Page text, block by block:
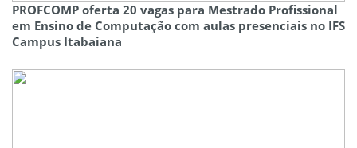
PROFCOMP oferta 20 vagas para Mestrado Profissional
em Ensino de Computação com aulas presenciais no IFS
Campus Itabaiana